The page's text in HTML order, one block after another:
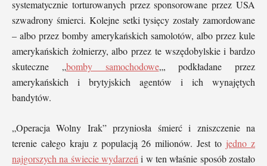
systematycznie torturowanych przez sponsorowane przez USA
szwadrony śmierci. Kolejne setki tysięcy zostały zamordowane
– albo przez bomby amerykańskich samolotów, albo przez kule
amerykańskich żołnierzy, albo przez te wszędobylskie i bardzo
skuteczne „bomby samochodowe„, podkładane przez
amerykańskich i brytyjskich agentów i ich wynajętych
bandytów.
„Operacja Wolny Irak” przyniosła śmierć i zniszczenie na
terenie całego kraju z populacją 26 milionów. Jest to jedno z
najgorszych na świecie wydarzeń i w ten właśnie sposób zostało